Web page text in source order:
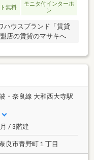
無料
モニタ付インターホ
ン
ハウスブランド「賃貸
店の賃貸のマサキへ
・奈良線 大和西大寺駅
/ 3階建
良市青野町１丁目